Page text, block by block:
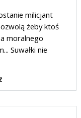
milicjant
żeby ktoś
moralnego
Suwałki nie